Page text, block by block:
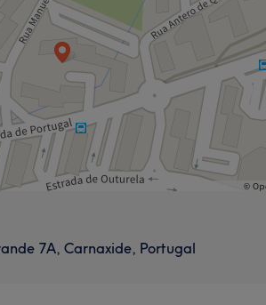
7A, Carnaxide, Portugal